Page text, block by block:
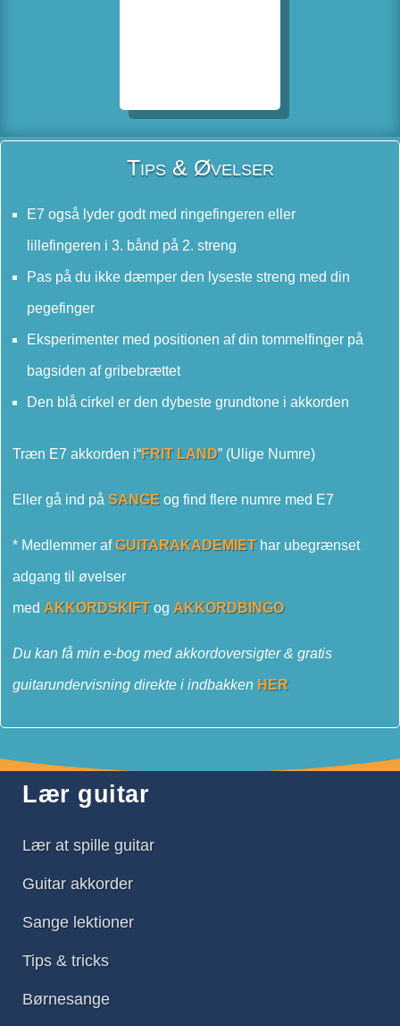
Tips & Øvelser
E7 også lyder godt med ringefingeren eller
lillefingeren i 3. bånd på 2. streng
Pas på du ikke dæmper den lyseste streng med din
pegefinger
Eksperimenter med positionen af din tommelfinger på
bagsiden af gribebrættet
Den blå cirkel er den dybeste grundtone i akkorden
Træn E7 akkorden i“FRIT LAND” (Ulige Numre)
Eller gå ind på SANGE og find flere numre med E7
* Medlemmer afGUITARAKADEMIEThar ubegrænset
adgang til øvelser
med AKKORDSKIFTog AKKORDBINGO
Du kan få min e-bog med akkordoversigter & gratis
guitarundervisning direkte i indbakken HER
Lær guitar
Lær at spille guitar
Guitar akkorder
Sange lektioner
Tips & tricks
Børnesange